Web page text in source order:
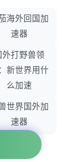
海外回国加
速器
外打野兽领
新世界用什
么加速
世界国外加
速器